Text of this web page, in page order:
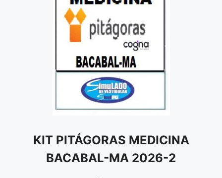
KIT PITÁGORAS MEDICINA
BACABAL-MA 2026-2